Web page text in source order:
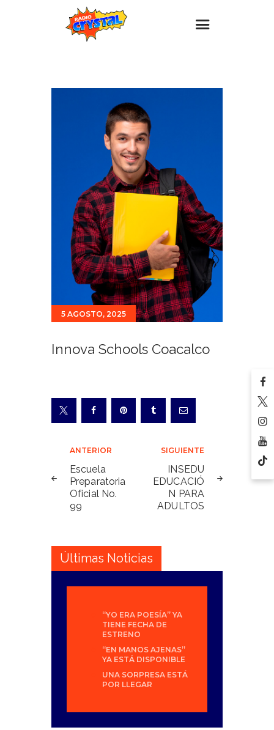
Promociones
Contacto
5 AGOSTO, 2025
Innova Schools Coacalco
Navegación
de
entradas
ANTERIOR
Escuela
Preparatoria
Oficial No.
99
SIGUIENTE
INSEDU
EDUCACIÓ
N PARA
ADULTOS
Últimas Noticias
“YO ERA POESÍA” YA
TIENE FECHA DE
ESTRENO
“EN MANOS AJENAS”
YA ESTÁ DISPONIBLE
UNA SORPRESA ESTÁ
POR LLEGAR